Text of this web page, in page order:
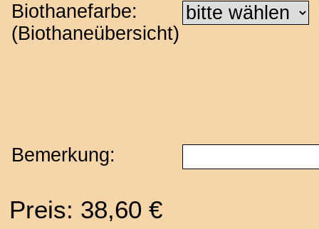
Biothanefarbe:
(Biothaneübersicht)
Bemerkung:
Preis: 38,60 €